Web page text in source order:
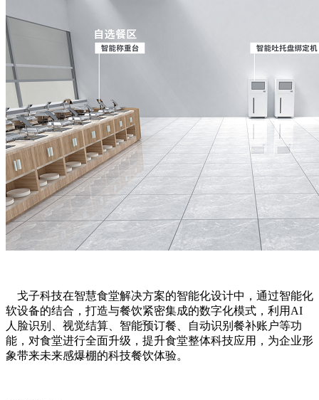
戈子科技在智慧食堂解决方案的智能化设计中，通过智能化
软设备的结合，打造与餐饮紧密集成的数字化模式，利用AI
人脸识别、视觉结算、智能预订餐、自动识别餐补账户等功
能，对食堂进行全面升级，提升食堂整体科技应用，为企业形
象带来未来感爆棚的科技餐饮体验。